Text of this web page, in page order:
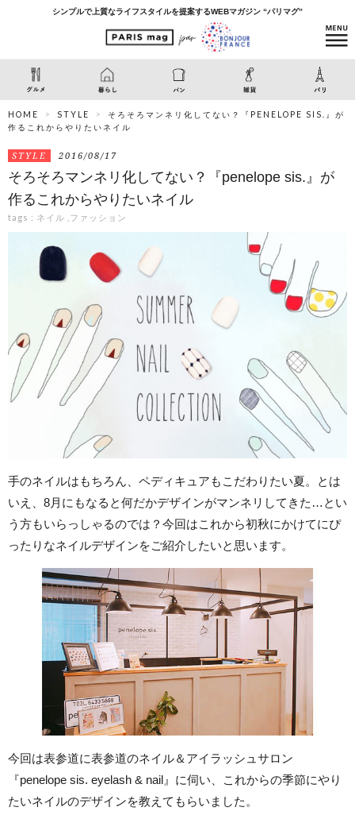
シンプルで上質なライフスタイルを提案するWEBマガジン “パリマグ”
HOME STYLE
そろそろマンネリ化してない？『PENELOPE SIS.』が
作るこれからやりたいネイル
STYLE 2016/08/17
そろそろマンネリ化してない？『penelope sis.』が
作るこれからやりたいネイル
tags : ネイル ファッション
手のネイルはもちろん、ペディキュアもこだわりたい夏。とは
いえ、8月にもなると何だかデザインがマンネリしてきた…とい
う方もいらっしゃるのでは？今回はこれから初秋にかけてにぴ
ったりなネイルデザインをご紹介したいと思います。
今回は表参道に表参道のネイル＆アイラッシュサロン
『penelope sis. eyelash & nail』に伺い、これからの季節にやり
たいネイルのデザインを教えてもらいました。